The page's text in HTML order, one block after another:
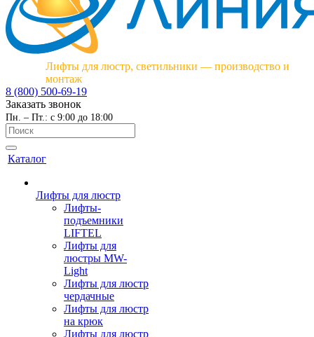
Лифты для люстр, светильники — производство и
монтаж
8 (800) 500-69-19
Заказать звонок
Пн. – Пт.: с 9:00 до 18:00
Каталог
Лифты для люстр
Лифты-
подъемники
LIFTEL
Лифты для
люстры MW-
Light
Лифты для люстр
чердачные
Лифты для люстр
на крюк
Лифты для люстр